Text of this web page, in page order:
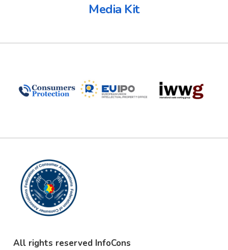
Media Kit
All rights reserved InfoCons